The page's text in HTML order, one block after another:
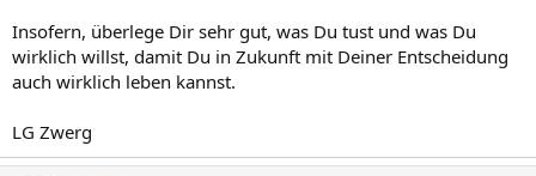
Insofern, überlege Dir sehr gut, was Du tust und was Du
wirklich willst, damit Du in Zukunft mit Deiner Entscheidung
auch wirklich leben kannst.
LG Zwerg